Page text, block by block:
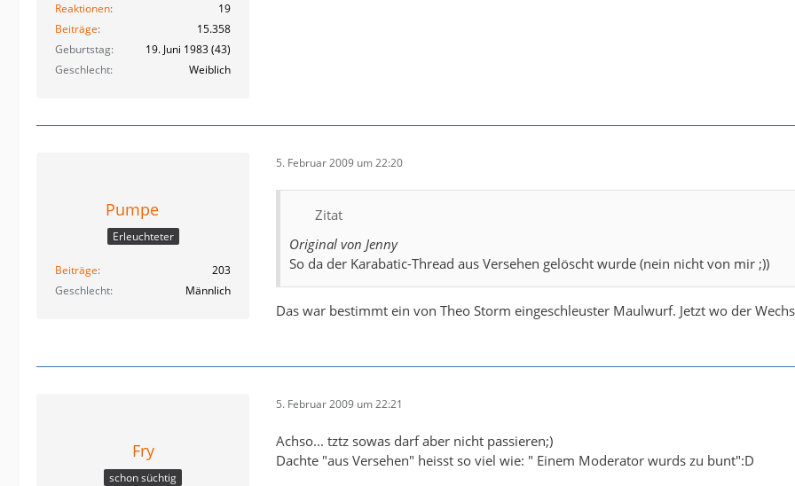
Reaktionen
19
Beiträge
15.358
Geburtstag
19. Juni 1983 (43)
Geschlecht
Weiblich
Pumpe
Erleuchteter
Beiträge
203
Geschlecht
Männlich
5. Februar 2009 um 22:20
Zitat
Original von Jenny
So da der Karabatic-Thread aus Versehen gelöscht wurde (nein nicht von mir ;))
Das war bestimmt ein von Theo Storm eingeschleuster Maulwurf. Jetzt wo der
Fry
schon süchtig
5. Februar 2009 um 22:21
Achso... tztz sowas darf aber nicht passieren;)
Dachte "aus Versehen" heisst so viel wie: " Einem Moderator wurds zu bunt":D